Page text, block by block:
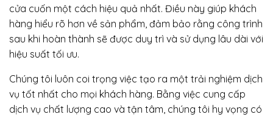
cửa cuốn một cách hiệu quả nhất. Điều này giúp khách
hàng hiểu rõ hơn về sản phẩm, đảm bảo rằng công trình
sau khi hoàn thành sẽ được duy trì và sử dụng lâu dài với
hiệu suất tối ưu.
Chúng tôi luôn coi trọng việc tạo ra một trải nghiệm dịch
vụ tốt nhất cho mọi khách hàng. Bằng việc cung cấp
dịch vụ chất lượng cao và tận tâm, chúng tôi hy vọng có